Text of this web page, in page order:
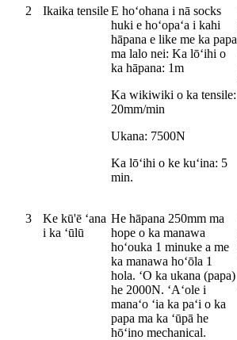
2 Ikaika tensileE hoʻohana i nā socks
huki e hoʻopaʻa i kahi
hāpana e like me ka papa
ma lalo nei: Ka lōʻihi o
ka hāpana: 1m
Ka wikiwiki o ka tensile:
20mm/min
Ukana: 7500N
Ka lōʻihi o ke kuʻina: 5
min.
3
Ke kū'ē ʻana
i ka ʻūlū
He hāpana 250mm ma
hope o ka manawa
hoʻouka 1 minuke a me
ka manawa hoʻōla 1
hola. ʻO ka ukana (papa)
he 2000N. ʻAʻole i
manaʻo ʻia ka paʻi o ka
papa ma ka ʻūpā he
hōʻino mechanical.